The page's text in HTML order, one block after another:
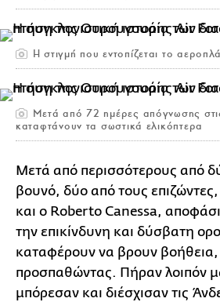
Η στιγμή που εντοπίζεται το
Μετά από 72 ημέρες απόγνωσης
καταφτάνουν τα σωστικά ελικόπτερα
Μετά από περισσότερους από
βουνό, δύο από τους
και ο Roberto Canessa,
την επικίνδυνη και δύσβατη
καταφέρουν να βρουν βοήθεια,
προσπαθώντας. Πήραν λοιπόν
μπόρεσαν και διέσχισαν τις